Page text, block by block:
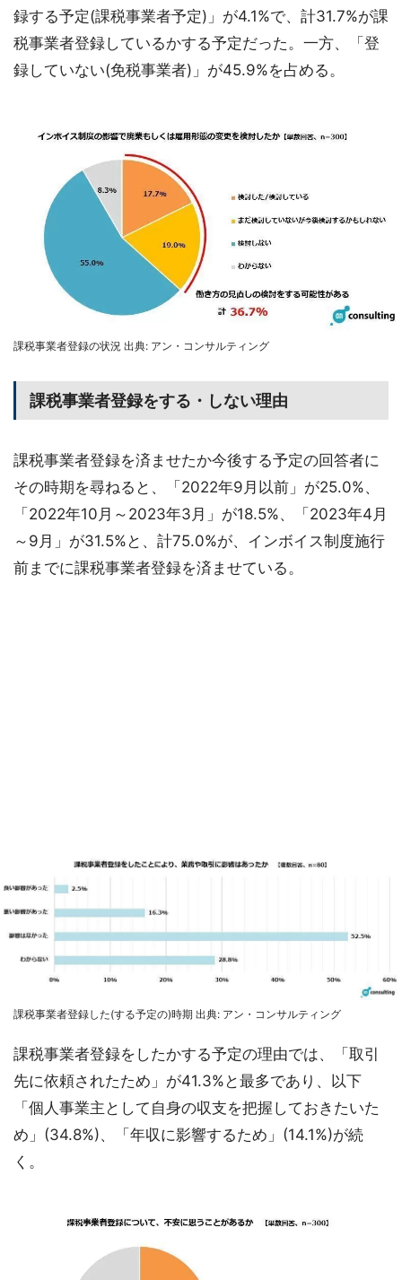
録する予定(課税事業者予定)」が4.1%で、計31.7%が課
税事業者登録しているかする予定だった。一方、「登
録していない(免税事業者)」が45.9%を占める。
課税事業者登録の状況 出典: アン・コンサルティング
課税事業者登録をする・しない理由
課税事業者登録を済ませたか今後する予定の回答者に
その時期を尋ねると、「2022年9月以前」が25.0%、
「2022年10月～2023年3月」が18.5%、「2023年4月
～9月」が31.5%と、計75.0%が、インボイス制度施行
前までに課税事業者登録を済ませている。
課税事業者登録した(する予定の)時期 出典: アン・コンサルティング
課税事業者登録をしたかする予定の理由では、「取引
先に依頼されたため」が41.3%と最多であり、以下
「個人事業主として自身の収支を把握しておきたいた
め」(34.8%)、「年収に影響するため」(14.1%)が続
く。